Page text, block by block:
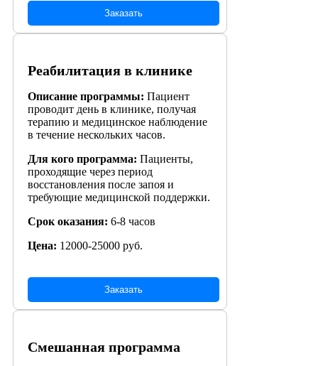
Заказать
Реабилитация в клинике
Описание программы: Пациент
проводит день в клинике, получая
терапию и медицинское наблюдение
в течение нескольких часов.
Для кого программа: Пациенты,
проходящие через период
восстановления после запоя и
требующие медицинской поддержки.
Срок оказания: 6-8 часов
Цена: 12000-25000 руб.
Заказать
Смешанная программа